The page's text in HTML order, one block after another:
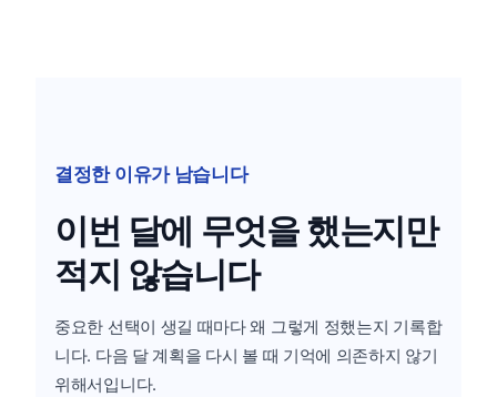
결정한 이유가 남습니다
이번 달에 무엇을 했는지만
적지 않습니다
중요한 선택이 생길 때마다 왜 그렇게 정했는지 기록합
니다. 다음 달 계획을 다시 볼 때 기억에 의존하지 않기
위해서입니다.